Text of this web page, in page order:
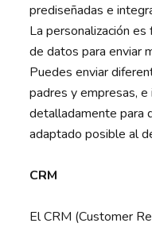
prediseñadas e
La personalización
de datos para enviar
Puedes enviar
padres y empresas,
detalladamente para
adaptado posible al
CRM
El CRM (Customer